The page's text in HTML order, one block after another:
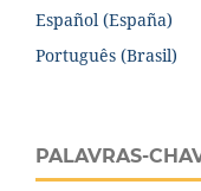
Español (España)
Português (Brasil)
PALAVRAS-